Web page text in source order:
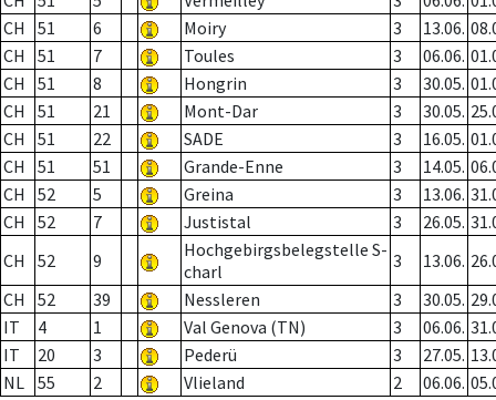
CH
51 6 Moiry 3 13.06.
CH
51 7 Toules 3 06.06.
CH
51 8 Hongrin 3 30.05.
CH
51 21 Mont-Dar 3 30.05.
CH
51 22 SADE 3 16.05.
CH
51 51 Grande-Enne 3 14.05.
CH
52 5 Greina 3 13.06.
CH
52 7 Justistal 3 26.05.
CH
52 9
Hochgebirgsbelegstelle S-
charl
3 13.06.
CH
52 39 Nessleren 3 30.05.
IT
4 1 Val Genova (TN) 3 06.06.
IT
20 3 Pederü 3 27.05.
NL 55 2 Vlieland 2 06.06.